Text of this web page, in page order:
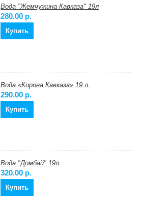
Вода "Жемчужина Кавказа" 19л
280.00 p.
Купить
Вода «Корона Кавказа» 19 л.
290.00 p.
Купить
Вода "Домбай" 19л
320.00 p.
Купить